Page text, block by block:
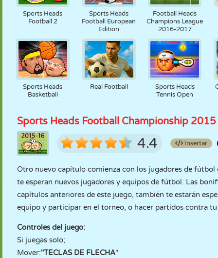
Sports Heads
Football 2
Sports Heads
Football European
Edition
Football Heads
Champions League
2016-2017
Sports Heads
Basketball
Real Football
Sports Heads
Tennis Open
Sports Heads Football Championship 2015
4.4 Insertar
Otro nuevo capítulo comienza con los jugadores de fútbol
te esperan nuevos jugadores y equipos de fútbol. Las
capítulos anteriores de este juego, también te estarán
equipo y participar en el torneo, o hacer partidos contra
Controles del juego:
Si juegas solo;
Mover:"TECLAS DE FLECHA"